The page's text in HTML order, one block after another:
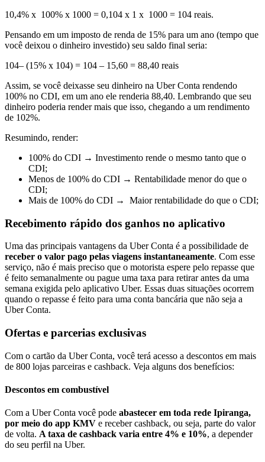
10,4% x 100% x 1000 = 0,104 x 1 x 1000 = 104 reais.
Pensando em um imposto de renda de 15% para um ano (tempo que
você deixou o dinheiro investido) seu saldo final seria:
104– (15% x 104) = 104 – 15,60 = 88,40 reais
Assim, se você deixasse seu dinheiro na Uber Conta rendendo
100% no CDI, em um ano ele renderia 88,40. Lembrando que seu
dinheiro poderia render mais que isso, chegando a um rendimento
de 102%.
Resumindo, render:
100% do CDI → Investimento rende o mesmo tanto que o
CDI;
Menos de 100% do CDI → Rentabilidade menor do que o
CDI;
Mais de 100% do CDI → Maior rentabilidade do que o CDI;
Recebimento rápido dos ganhos no aplicativo
Uma das principais vantagens da Uber Conta é a possibilidade de
receber o valor pago pelas viagens instantaneamente. Com esse
serviço, não é mais preciso que o motorista espere pelo repasse que
é feito semanalmente ou pague uma taxa para retirar antes da uma
semana exigida pelo aplicativo Uber. Essas duas situações ocorrem
quando o repasse é feito para uma conta bancária que não seja a
Uber Conta.
Ofertas e parcerias exclusivas
Com o cartão da Uber Conta, você terá acesso a descontos em mais
de 800 lojas parceiras e cashback. Veja alguns dos benefícios:
Descontos em combustível
Com a Uber Conta você pode abastecer em toda rede Ipiranga,
por meio do app KMV e receber cashback, ou seja, parte do valor
de volta. A taxa de cashback varia entre 4% e 10%, a depender
do seu perfil na Uber.